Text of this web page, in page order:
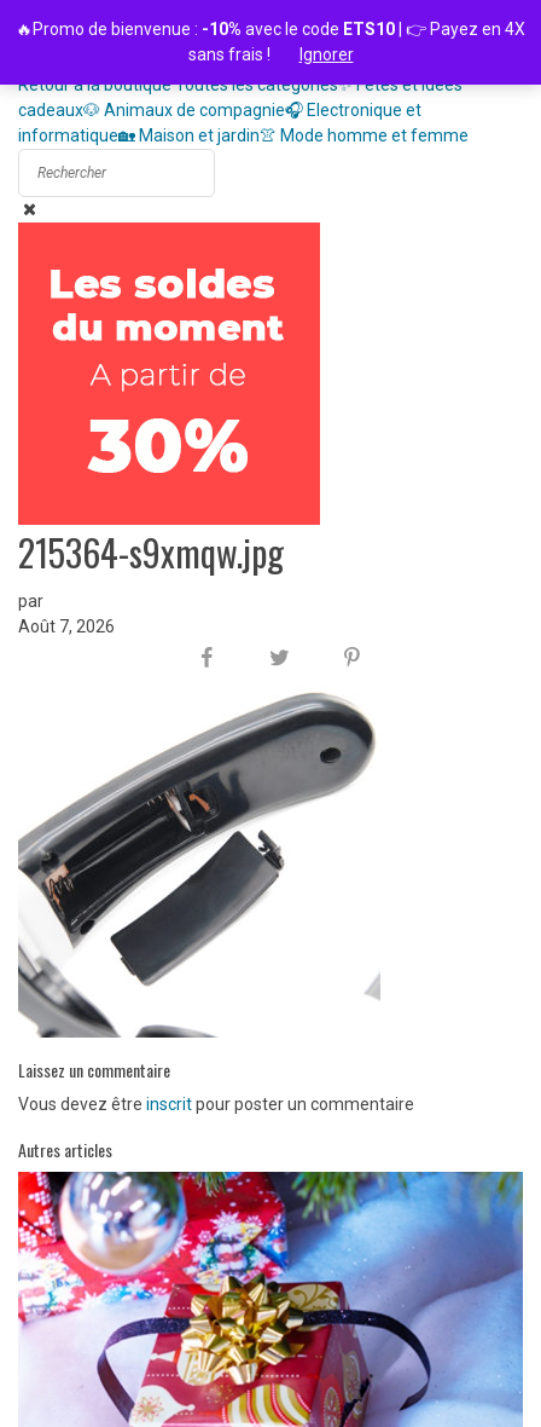
Retour à la boutiqueToutes les catégories✨ Fêtes et idées
cadeaux🐶 Animaux de compagnie🎧 Electronique et
informatique🏡 Maison et jardin👚 Mode homme et femme
215364-s9xmqw.jpg
par
Août 7, 2026
Laissez un commentaire
Vous devez être inscritpour poster un commentaire
Autres articles
🔥Promo de bienvenue : -10% avec le code ETS10 | 👉 Payez en 4X
sans frais !
Ignorer